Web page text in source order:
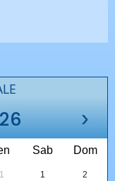
›
Sab Dom
1 2